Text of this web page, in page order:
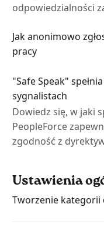
odpowiedzialności
Jak anonimowo
pracy
"Safe Speak"
sygnalistach
Dowiedz się, w jaki
PeopleForce
zgodność z
Ustawienia
Tworzenie